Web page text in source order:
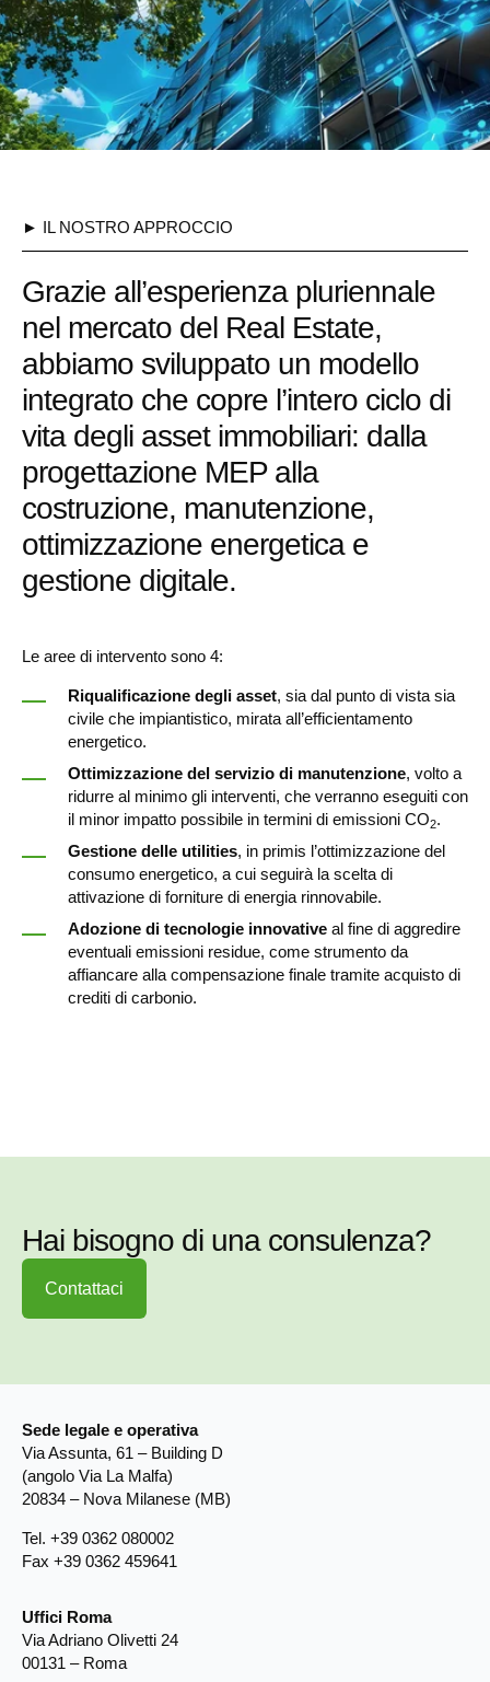
► IL NOSTRO APPROCCIO
Grazie all’esperienza pluriennale
nel mercato del Real Estate,
abbiamo sviluppato un modello
integrato che copre l’intero ciclo di
vita degli asset immobiliari: dalla
progettazione MEP alla
costruzione, manutenzione,
ottimizzazione energetica e
gestione digitale.
Le aree di intervento sono 4:
Riqualificazione degli asset, sia dal punto di vista sia
civile che impiantistico, mirata all’efficientamento
energetico.
Ottimizzazione del servizio di manutenzione, volto a
ridurre al minimo gli interventi, che verranno eseguiti con
il minor impatto possibile in termini di emissioni CO2.
Gestione delle utilities, in primis l’ottimizzazione del
consumo energetico, a cui seguirà la scelta di
attivazione di forniture di energia rinnovabile.
Adozione di tecnologie innovative al fine di aggredire
eventuali emissioni residue, come strumento da
affiancare alla compensazione finale tramite acquisto di
crediti di carbonio.
Hai bisogno di una consulenza?
Contattaci
Sede legale e operativa
Via Assunta, 61 – Building D
(angolo Via La Malfa)
20834 – Nova Milanese (MB)
Tel. +39 0362 080002
Fax +39 0362 459641
Uffici Roma
Via Adriano Olivetti 24
00131 – Roma